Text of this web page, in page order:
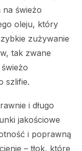
na świeżo
oleju, który
zużywanie
tak zwane
szlifie.
i długo
jakościowe
i poprawną
– tłok, które